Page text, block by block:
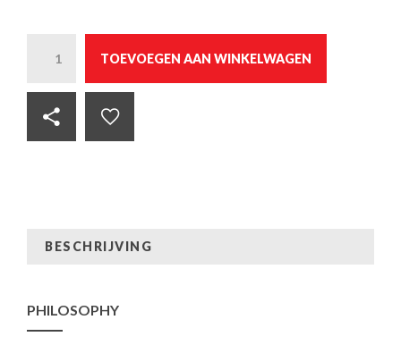
TOEVOEGEN AAN WINKELWAGEN
BESCHRIJVING
PHILOSOPHY